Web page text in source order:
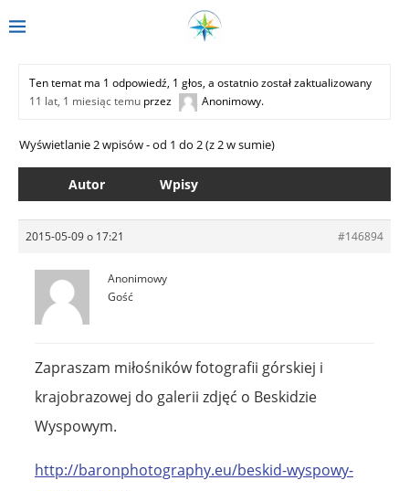
Ten temat ma 1 odpowiedź, 1 głos, a ostatnio został zaktualizowany
11 lat, 1 miesiąc temu przez Anonimowy.
Wyświetlanie 2 wpisów - od 1 do 2 (z 2 w sumie)
Autor Wpisy
2015-05-09 o 17:21 #146894
Anonimowy
Gość
Zapraszam miłośników fotografii górskiej i
krajobrazowej do galerii zdjęć o Beskidzie
Wyspowym.
http://baronphotography.eu/beskid-wyspowy-